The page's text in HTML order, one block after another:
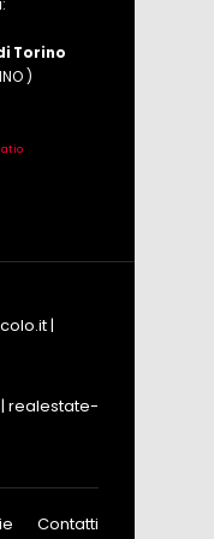
Torino
)
|
| realestate-
Contatti